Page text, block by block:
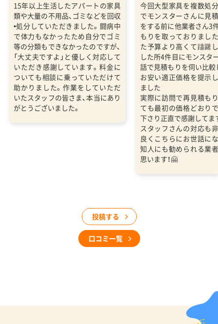
15年以上生活したアパートの家具
類や大量の不用品、ゴミなどを回収
•処分していただきました。闘病中
で体力もなかったため自分でゴミ
等の分類もできなかったのですが、
「大丈夫ですよ」と優しく対応して
いただき感謝しています。料金に
ついても相談に乗っていただけて
助かりました。作業をしていただ
いたスタッフの皆さま、本当にあり
がとうございました。
今回大型家具を複数処
でモンスターさんに見
をする前に他業者さん3
もりを取っておりまし
た予算より高くて躊躇
した所4件目にモンスタ
話で見積もりを伺い比
お安い適正価格を提示
ました
実際に訪問で再見積も
ても最初の価格どおり
下さり正直で感謝してま
スタッフさんの対応も
良くこちらにお世話に
知人にも勧められる業
思います！🤗
投稿する
口コミ一覧